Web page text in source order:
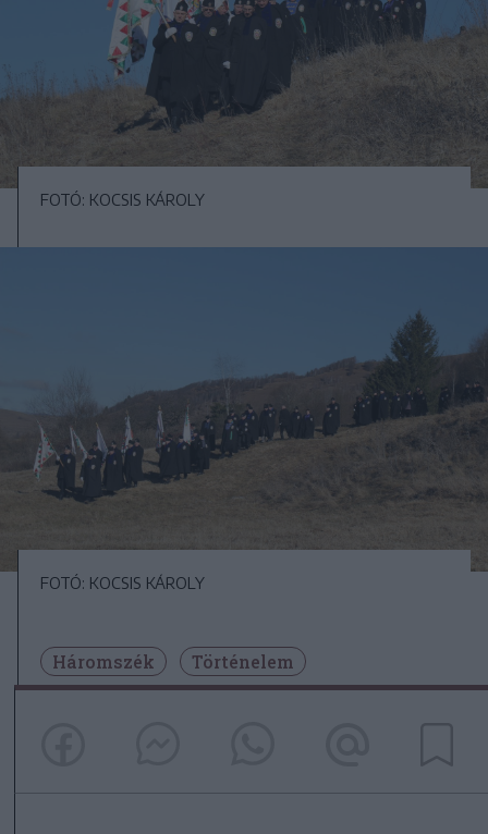
FOTÓ: KOCSIS KÁROLY
FOTÓ: KOCSIS KÁROLY
Háromszék Történelem